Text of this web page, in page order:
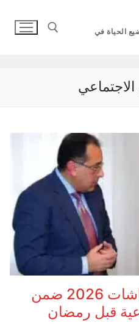
الحياة في
زيادة المرتبات والمعاشات 2026 ضمن
قبل رمضان